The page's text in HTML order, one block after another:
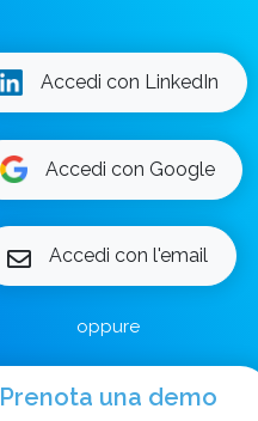
Accedi con LinkedIn
Accedi con Google
Accedi con l'email
oppure
Prenota una demo